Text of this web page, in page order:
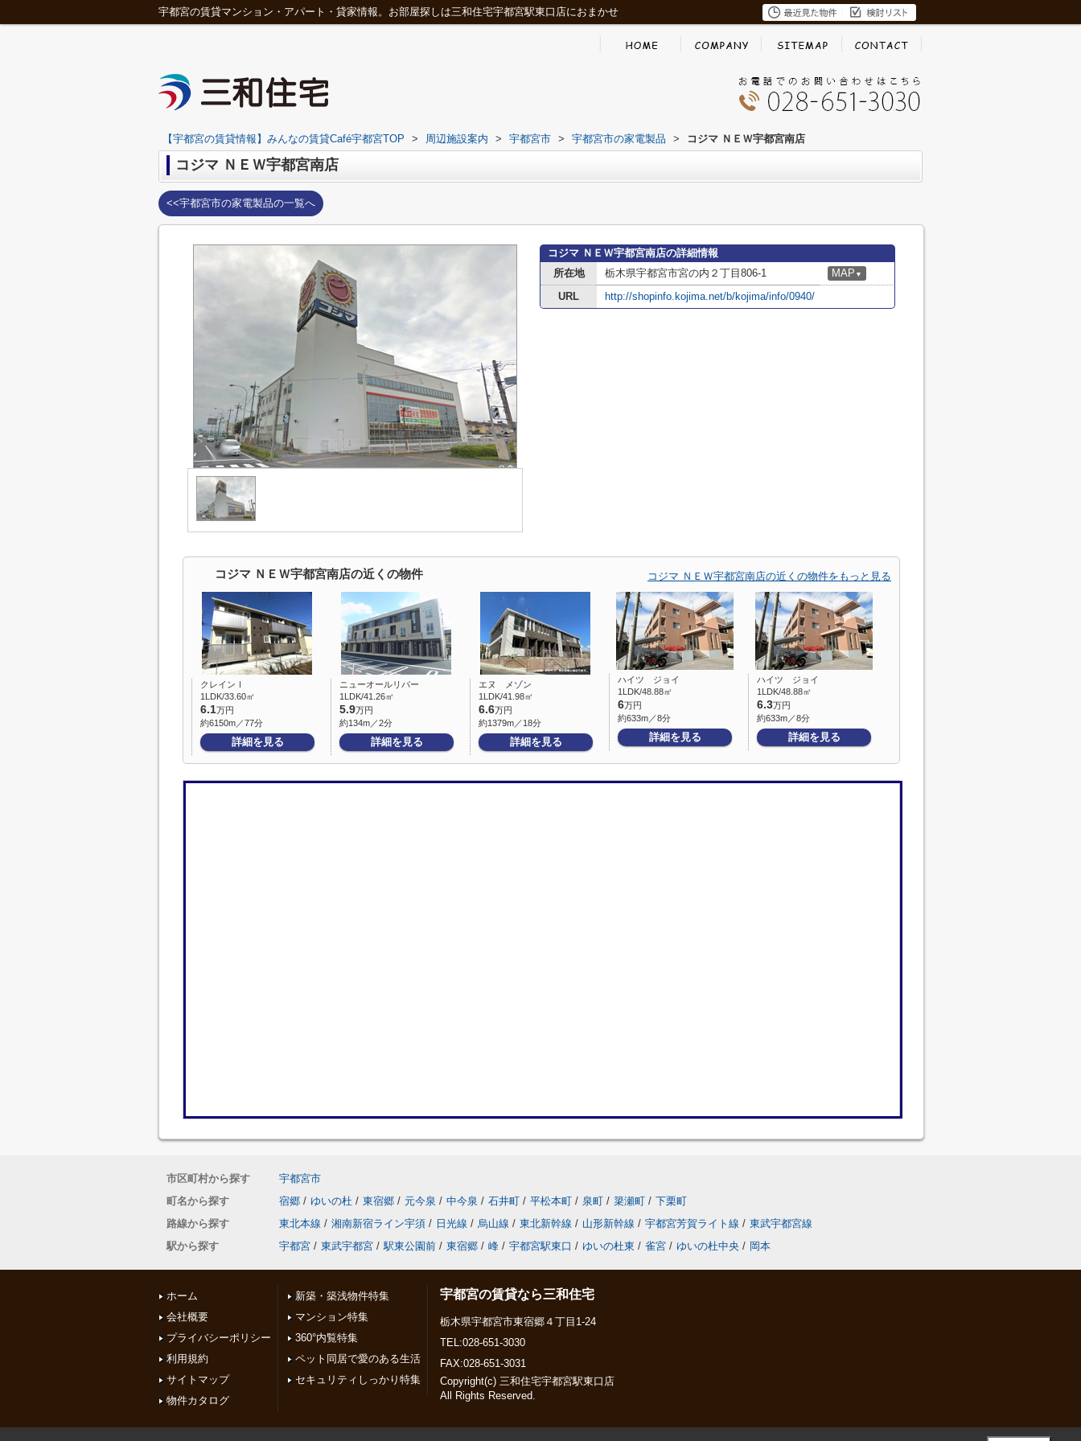
宇都宮の賃貸マンション・アパート・貸家情報。お部屋探しは三和住宅宇都宮駅東口店におまかせ
【宇都宮の賃貸情報】みんなの賃貸Café宇都宮TOP > 周辺施設案内 > 宇都宮市 > 宇都宮市の家電製品 > コジマ ＮＥＷ宇都宮南店
コジマ ＮＥＷ宇都宮南店
<<宇都宮市の家電製品の一覧へ
コジマ ＮＥＷ宇都宮南店の詳細情報
所在地
栃木県宇都宮市宮の内２丁目806-1 MAP ▼
URL http://shopinfo.kojima.net/b/kojima/info/0940/
コジマ ＮＥＷ宇都宮南店の近くの物件 コジマ ＮＥＷ宇都宮南店の近くの物件をもっと見る
クレインⅠ
1LDK/33.60㎡
6.1万円
約6150m／77分
詳細を見る
ニューオールリバー
1LDK/41.26㎡
5.9万円
約134m／2分
詳細を見る
エヌ メゾン
1LDK/41.98㎡
6.6万円
約1379m／18分
詳細を見る
ハイツ ジョイ
1LDK/48.88㎡
6万円
約633m／8分
詳細を見る
ハイツ ジョイ
1LDK/48.88㎡
6.3万円
約633m／8分
詳細を見る
市区町村から探す
宇都宮市
町名から探す
宿郷 / ゆいの杜 / 東宿郷 / 元今泉 / 中今泉 / 石井町 / 平松本町 / 泉町 / 簗瀬町 / 下栗町
路線から探す
東北本線 / 湘南新宿ライン宇須 / 日光線 / 烏山線 / 東北新幹線 / 山形新幹線 / 宇都宮芳賀ライト線 / 東武宇都宮線
駅から探す
宇都宮 / 東武宇都宮 / 駅東公園前 / 東宿郷 / 峰 / 宇都宮駅東口 / ゆいの杜東 / 雀宮 / ゆいの杜中央 / 岡本
ホーム
会社概要
プライバシーポリシー
利用規約
サイトマップ
物件カタログ
新築・築浅物件特集
マンション特集
360°内覧特集
ペット同居で愛のある生活
セキュリティしっかり特集
宇都宮の賃貸なら三和住宅
栃木県宇都宮市東宿郷４丁目1-24
TEL:028-651-3030
FAX:028-651-3031
Copyright(c) 三和住宅宇都宮駅東口店
All Rights Reserved.